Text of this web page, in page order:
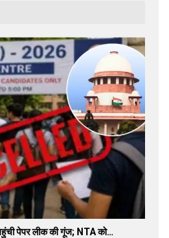
पेपर लीक की गूंज; NTA को…